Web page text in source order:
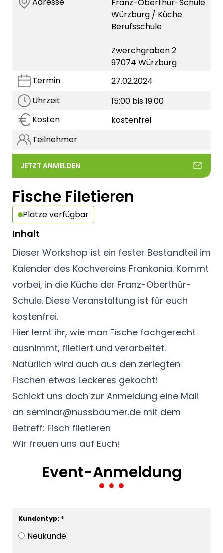
Adresse
Franz-Oberthür-Schule
Würzburg / Küche
Berufsschule
Zwerchgraben 2
97074 Würzburg
Termin
27.02.2024
Uhrzeit
15:00 bis 19:00
Kosten
kostenfrei
Teilnehmer
JETZT ANMELDEN
Fische Filetieren
Plätze verfügbar
Inhalt
Dieser Workshop ist ein fester Bestandteil im
Kalender des Kochvereins Frankonia. Kommt
vorbei, in die Küche der Franz-Oberthür-
Schule. Diese Veranstaltung ist für euch
kostenfrei.
Hier lernt ihr, wie man Fische fachgerecht
ausnimmt, filetiert und verarbeitet.
Natürlich wird auch aus den zerlegten
Fischen etwas Leckeres gekocht!
Schickt uns doch zur Anmeldung eine Mail
an seminar@nussbaumer.de mit dem
Betreff: Fisch filetieren
Wir freuen uns auf Euch!
Event-Anmeldung
Kundentyp: *
Neukunde